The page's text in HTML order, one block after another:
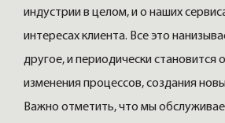
индустрии в целом, и о наших
интересах клиента. Все это
другое, и периодически становится
изменения процессов, создания
Важно отметить, что мы